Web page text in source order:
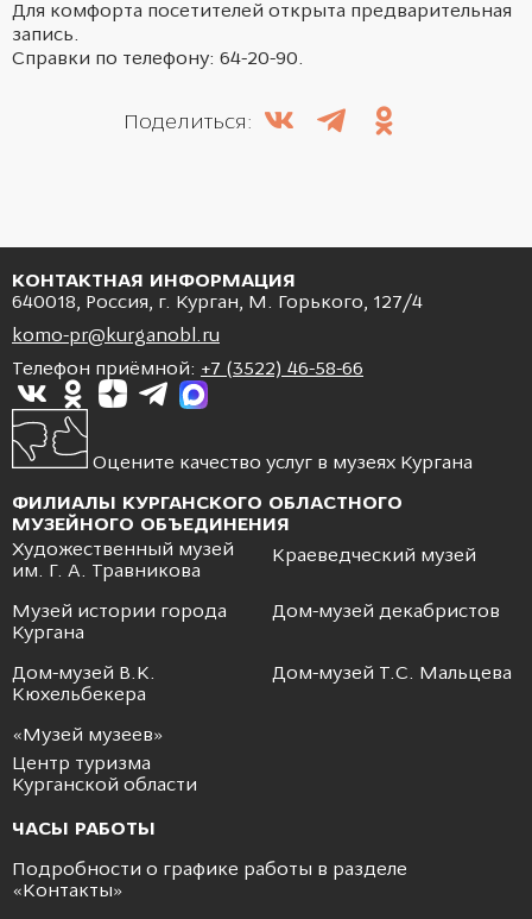
Для комфорта посетителей открыта предварительная
запись.
Справки по телефону: 64-20-90.
Поделиться:
КОНТАКТНАЯ ИНФОРМАЦИЯ
640018, Россия, г. Курган, М. Горького, 127/4
komo-pr@kurganobl.ru
Телефон приёмной: +7 (3522) 46-58-66
Оцените качество услуг в музеях Кургана
ФИЛИАЛЫ КУРГАНСКОГО ОБЛАСТНОГО
МУЗЕЙНОГО ОБЪЕДИНЕНИЯ
Художественный музей
им. Г. А. Травникова
Краеведческий музей
Музей истории города
Кургана
Дом-музей декабристов
Дом-музей В.К.
Кюхельбекера
Дом-музей Т.С. Мальцева
«Музей музеев»
Центр туризма
Курганской области
ЧАСЫ РАБОТЫ
Подробности о графике работы в разделе
« Контакты»